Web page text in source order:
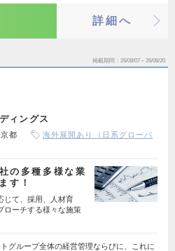
詳細へ
掲載期間 26/08/07～26/08/20
ィングス
都
海外展開あり（日系グローバ
の多種多様な業
す！
じて、採用、人材育
ーチする様々な施策
トグループ全体の経営管理ならびに、これに